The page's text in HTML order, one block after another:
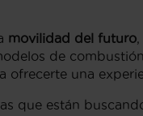
movilidad del futuro
de
ofrecerte una
que están